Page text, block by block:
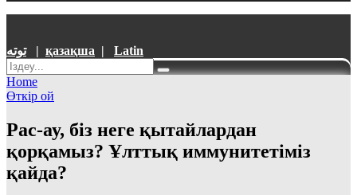
توتە| қазақша | Latin
Home
Өткір ой
Рас-ау, біз неге қытайлардан
қорқамыз? Ұлттық иммунитетіміз
қайда?